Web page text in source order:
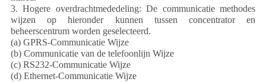
3. Hogere overdrachtmededeling: De communicatie methodes
wijzen op hieronder kunnen tussen concentrator en
beheerscentrum worden geselecteerd.
(a) GPRS-Communicatie Wijze
(b) Communicatie van de telefoonlijn Wijze
(c) RS232-Communicatie Wijze
(d) Ethernet-Communicatie Wijze